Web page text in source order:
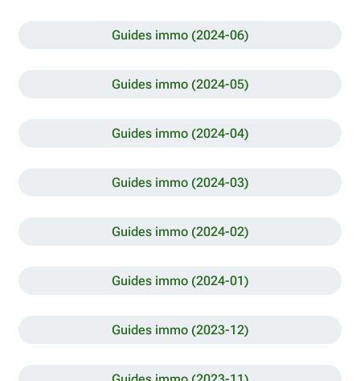
Guides immo (2024-06)
Guides immo (2024-05)
Guides immo (2024-04)
Guides immo (2024-03)
Guides immo (2024-02)
Guides immo (2024-01)
Guides immo (2023-12)